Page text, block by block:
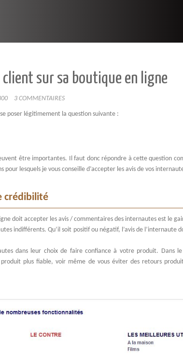
client sur sa boutique en ligne
3 COMMENTAIRES
poser légitimement la question suivante :
être importantes. Il faut donc répondre à cette question
lesquels je vous conseille d’accepter les avis de vos
crédibilité
doit accepter les avis / commentaires des internautes est le
indifférents. Qu’il soit positif ou négatif, l’avis de l’internaute
dans leur choix de faire confiance à votre produit. Dans
plus fiable, voir même de vous éviter des retours